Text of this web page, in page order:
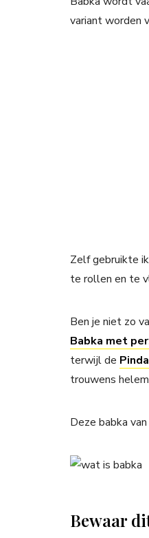
variant worden
Zelf gebruikte
te rollen en te
Ben je niet zo
Babka met
terwijl de
trouwens
Deze babka
Bewaar